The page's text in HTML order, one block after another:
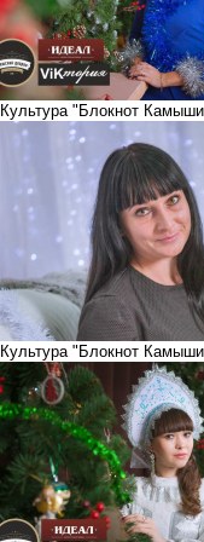
Культура "Блокнот
Культура "Блокнот